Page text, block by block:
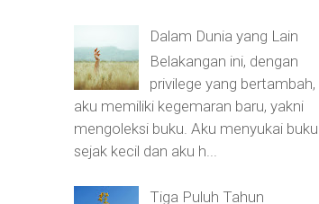
Dalam Dunia yang Lain
Belakangan ini, dengan
privilege yang bertambah,
aku memiliki kegemaran baru, yakni
mengoleksi buku. Aku menyukai buku
sejak kecil dan aku h...
Tiga Puluh Tahun